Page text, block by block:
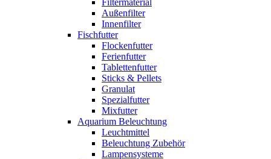
Filtermaterial
Außenfilter
Innenfilter
Fischfutter
Flockenfutter
Ferienfutter
Tablettenfutter
Sticks & Pellets
Granulat
Spezialfutter
Mixfutter
Aquarium Beleuchtung
Leuchtmittel
Beleuchtung Zubehör
Lampensysteme